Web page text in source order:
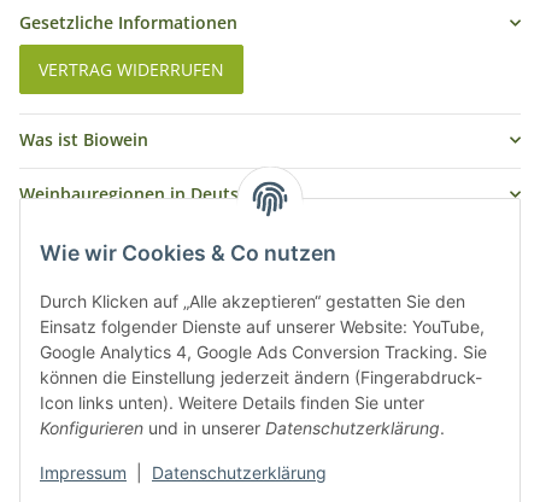
Wie wir Cookies & Co nutzen
Durch Klicken auf „Alle akzeptieren“ gestatten Sie den
Einsatz folgender Dienste auf unserer Website: YouTube,
Google Analytics 4, Google Ads Conversion Tracking. Sie
können die Einstellung jederzeit ändern (Fingerabdruck-
Icon links unten). Weitere Details finden Sie unter
Konfigurieren und in unserer Datenschutzerklärung.
Impressum Datenschutzerklärung
Gesetzliche Informationen
VERTRAG WIDERRUFEN
Was ist Biowein
Weinbauregionen in Deutschland
Weinbauregionen und Weinbaugebiete in Österreich
Weiße Rebsorten
Rote Rebsorten